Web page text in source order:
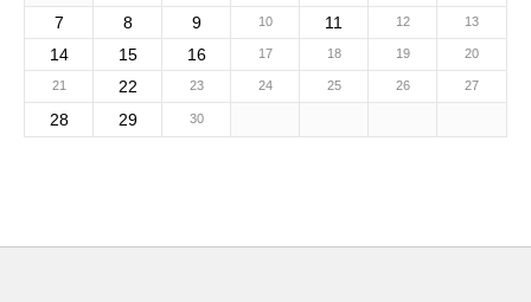
7
8 9 10 11 12 13
14 15 16 17 18 19 20
21 22 23 24 25 26 27
28 29 30